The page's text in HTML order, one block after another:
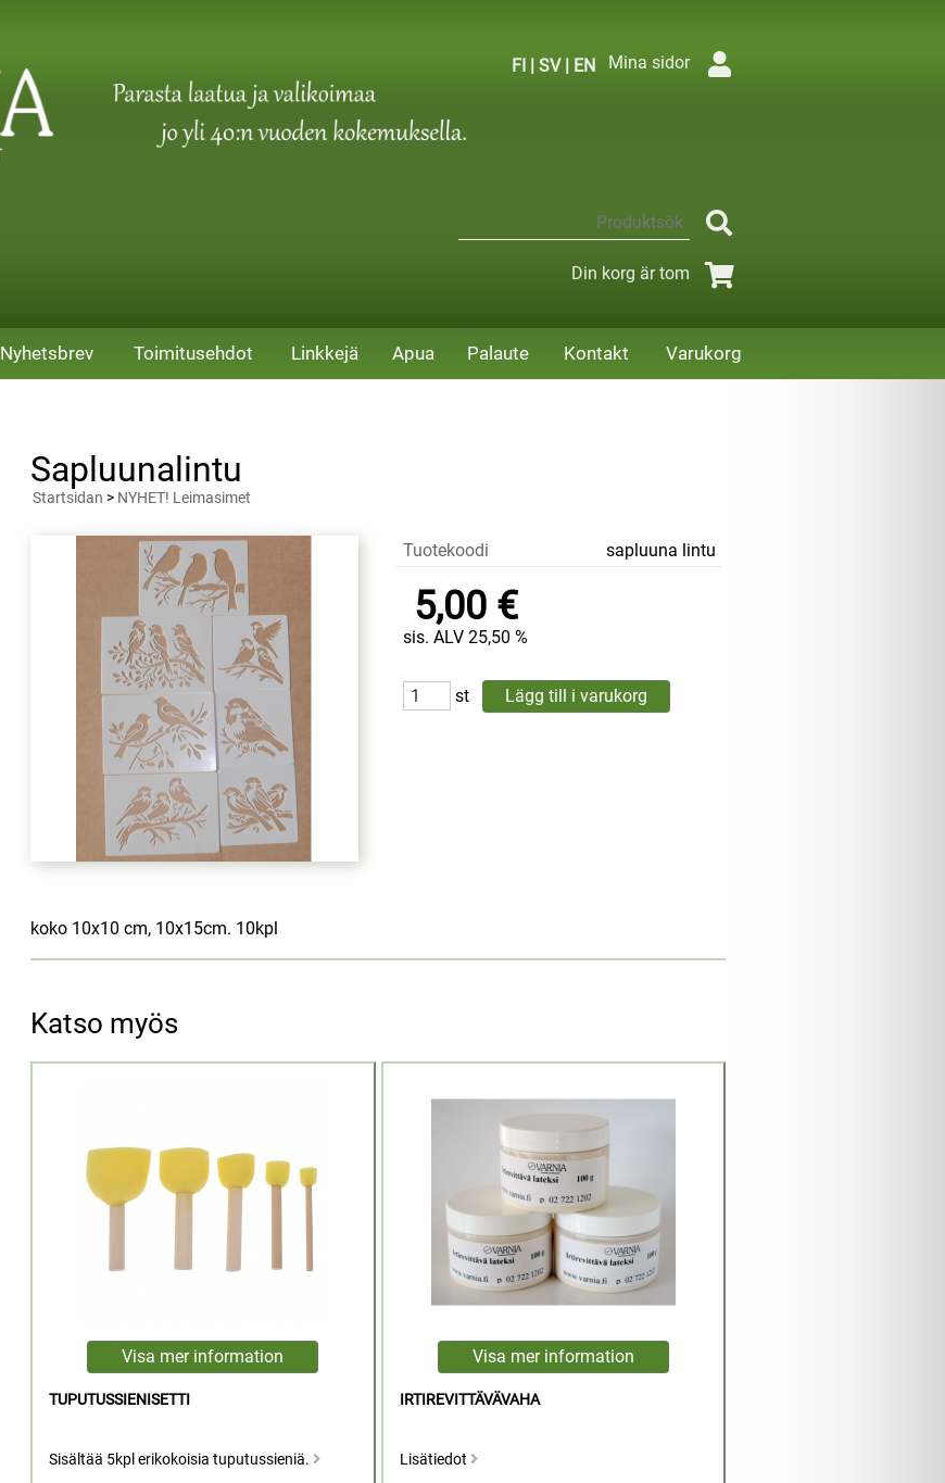
FI | SV| EN Mina sidor
Din korg är tom
Nyhetsbrev Toimitusehdot Linkkejä Apua Palaute Kontakt Varukorg
Sapluunalintu
Startsidan > NYHET! Leimasimet
Tuotekoodi sapluuna lintu
5,00 €
sis. ALV 25,50 %
st
koko 10x10 cm, 10x15cm. 10kpl
Katso myös
TUPUTUSSIENISETTI
Sisältää 5kpl erikokoisia tuputussieniä.
IRTIREVITTÄVÄVAHA
Lisätiedot